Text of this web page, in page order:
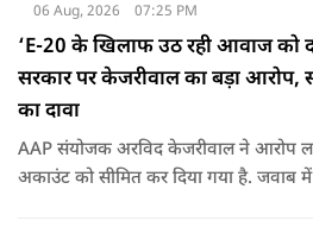
06 Aug, 2026 07:25 PM
‘E-20 के खिलाफ उठ रही आवाज को
सरकार पर केजरीवाल का बड़ा आरोप,
का दावा
AAP संयोजक अरविद केजरीवाल ने आरोप
अकाउंट को सीमित कर दिया गया है. जवाब